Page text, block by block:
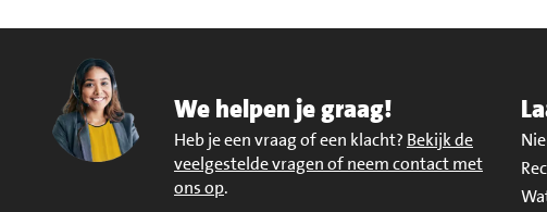
We helpen je graag!
Heb je een vraag of een klacht? Bekijk de
veelgestelde vragen of neem contact met
ons op.